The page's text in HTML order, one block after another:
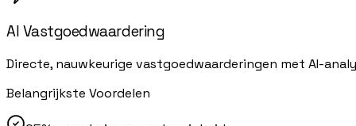
AI Vastgoedwaardering
Directe, nauwkeurige vastgoedwaarderingen met AI-
Belangrijkste Voordelen